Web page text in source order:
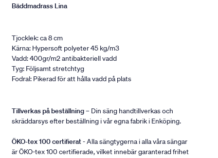
Bäddmadrass Lina
Tjocklek: ca 8 cm
Kärna: Hypersoft polyeter 45 kg/m3
Vadd: 400gr/m2 antibakteriell vadd
Tyg: Följsamt stretchtyg
Fodral: Pikerad för att hålla vadd på plats
Tillverkas på beställning– Din säng handtillverkas och
skräddarsys efter beställning i vår egna fabrik i Enköping.
ÖKO-tex 100 certifierat- Alla sängtygerna i alla våra sängar
är ÖKO-tex 100 certifierade, vilket innebär garanterad frihet